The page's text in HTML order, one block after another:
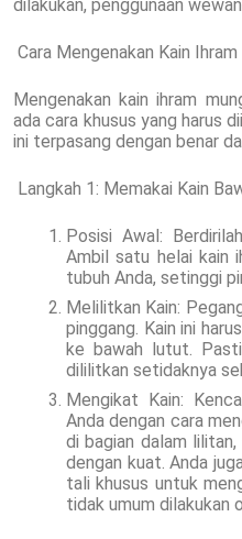
dilakukan, penggunaan
Cara Mengenakan Kain Ihram
Mengenakan kain ihram
ada cara khusus yang harus
ini terpasang dengan benar
Langkah 1: Memakai Kain
Posisi Awal:
Ambil satu helai kain
tubuh Anda, setinggi
Melilitkan Kain:
pinggang. Kain ini
ke bawah lutut.
dililitkan setidaknya
Mengikat Kain:
Anda dengan cara
di bagian dalam
dengan kuat. Anda
tali khusus untuk
tidak umum dilakukan